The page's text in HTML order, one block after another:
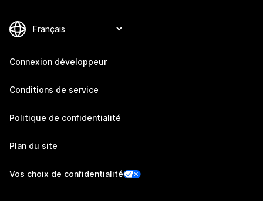
Connexion développeur
Conditions de service
Politique de confidentialité
Plan du site
Vos choix de confidentialité